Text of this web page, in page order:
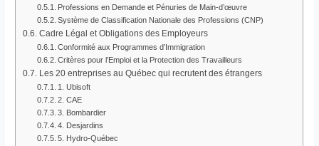
Professions en Demande et Pénuries de Main-d’œuvre
Système de Classification Nationale des Professions (CNP)
Cadre Légal et Obligations des Employeurs
Conformité aux Programmes d’Immigration
Critères pour l’Emploi et la Protection des Travailleurs
Les 20 entreprises au Québec qui recrutent des étrangers
1. Ubisoft
2. CAE
3. Bombardier
4. Desjardins
5. Hydro-Québec